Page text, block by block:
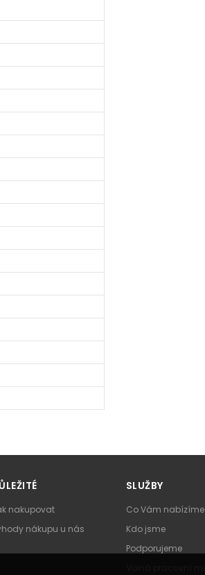
nakupovat
nákupu u nás
SLUŽBY
Co Vám nabízíme
Kdo jsme
Podporujeme